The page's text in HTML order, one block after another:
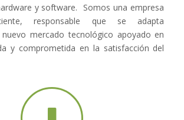
y software. Somos una empresa
responsable que se adapta
mercado tecnológico apoyado en
y comprometida en la satisfacción del